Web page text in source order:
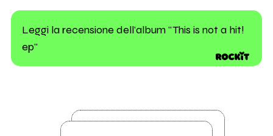
Leggi la recensione dell'album "This is not a hit!
ep"